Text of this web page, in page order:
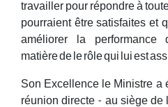
travailler pour répondre à
pourraient être satisfaites et
améliorer la performance
matière de le rôle qui lui est
Son Excellence le Ministre a
réunion directe - au siège de